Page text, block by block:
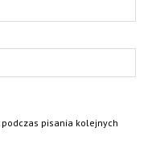
pisania kolejnych